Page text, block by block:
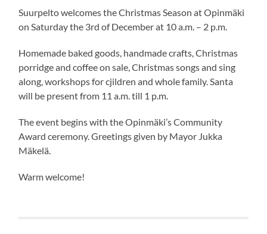
Suurpelto welcomes the Christmas Season at Opinmäki
on Saturday the 3rd of December at 10 a.m. – 2 p.m.
Homemade baked goods, handmade crafts, Christmas
porridge and coffee on sale, Christmas songs and sing
along, workshops for cjildren and whole family. Santa
will be present from 11 a.m. till 1 p.m.
The event begins with the Opinmäki’s Community
Award ceremony. Greetings given by Mayor Jukka
Mäkelä.
Warm welcome!